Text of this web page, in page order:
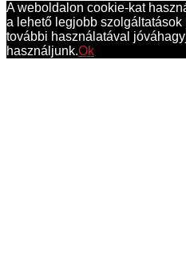
A weboldalon cookie-kat
a lehető legjobb
további használatával
használjunk.Ok